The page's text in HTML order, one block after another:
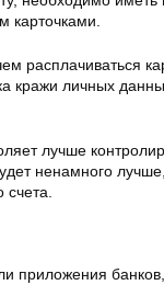
карточками.
расплачиваться
кражи личных
лучше
ненамного
счета.
приложения